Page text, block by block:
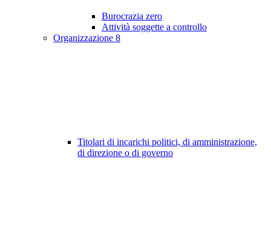
Burocrazia zero
Attività soggette a controllo
Organizzazione 8
Titolari di incarichi politici, di amministrazione,
di direzione o di governo